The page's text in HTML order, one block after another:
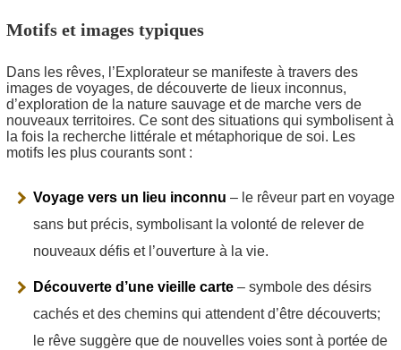
Motifs et images typiques
Dans les rêves, l’Explorateur se manifeste à travers des
images de voyages, de découverte de lieux inconnus,
d’exploration de la nature sauvage et de marche vers de
nouveaux territoires. Ce sont des situations qui symbolisent à
la fois la recherche littérale et métaphorique de soi. Les
motifs les plus courants sont :
Voyage vers un lieu inconnu – le rêveur part en voyage
sans but précis, symbolisant la volonté de relever de
nouveaux défis et l’ouverture à la vie.
Découverte d’une vieille carte – symbole des désirs
cachés et des chemins qui attendent d’être découverts;
le rêve suggère que de nouvelles voies sont à portée de